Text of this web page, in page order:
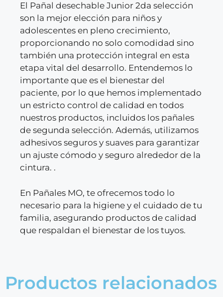
El Pañal desechable Junior 2da selección
son la mejor elección para niños y
adolescentes en pleno crecimiento,
proporcionando no solo comodidad sino
también una protección integral en esta
etapa vital del desarrollo. Entendemos lo
importante que es el bienestar del
paciente, por lo que hemos implementado
un estricto control de calidad en todos
nuestros productos, incluidos los pañales
de segunda selección. Además, utilizamos
adhesivos seguros y suaves para garantizar
un ajuste cómodo y seguro alrededor de la
cintura. .
En Pañales MO, te ofrecemos todo lo
necesario para la higiene y el cuidado de tu
familia, asegurando productos de calidad
que respaldan el bienestar de los tuyos.
Productos relacionados